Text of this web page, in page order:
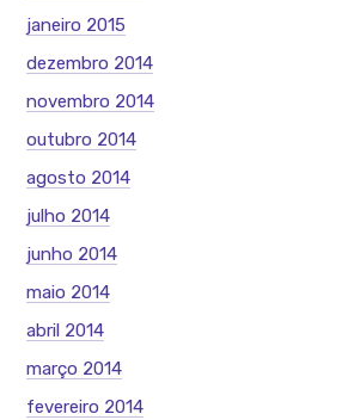
janeiro 2015
dezembro 2014
novembro 2014
outubro 2014
agosto 2014
julho 2014
junho 2014
maio 2014
abril 2014
março 2014
fevereiro 2014